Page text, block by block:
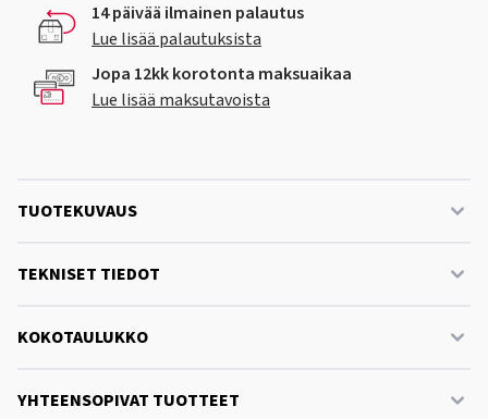
14 päivää ilmainen palautus
Lue lisää palautuksista
Jopa 12kk korotonta maksuaikaa
Lue lisää maksutavoista
TUOTEKUVAUS
TEKNISET TIEDOT
KOKOTAULUKKO
YHTEENSOPIVAT TUOTTEET